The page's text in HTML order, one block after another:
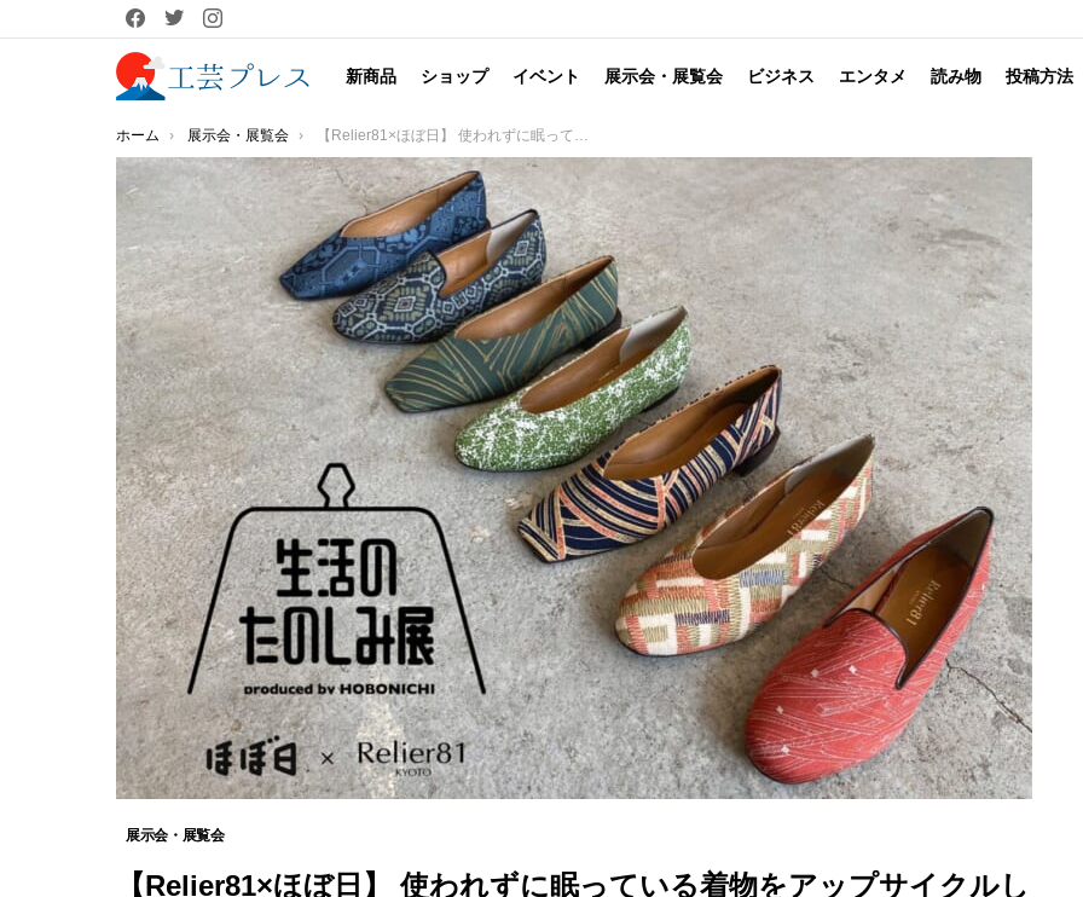
facebooktwitterinstagram
新商品 ショップ イベント 展示会・展覧会 ビジネス エンタメ 読み物 投稿方法
You are here:
ホーム 展示会・展覧会 【Relier81×ほぼ日】 使われずに眠っている着物をアップサイクルしたコラボレーションパンプスを4月29日(金・祝)より「生活のたのしみ展」にて出展・販売
展示会・展覧会
【Relier81×ほぼ日】 使われずに眠っている着物をアップサイクルし